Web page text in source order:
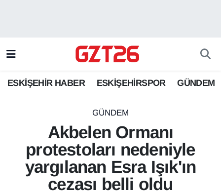
ESKİŞEHİR HABER ESKİŞEHİRSPOR GÜNDEM
GÜNDEM
Akbelen Ormanı
protestoları nedeniyle
yargılanan Esra Işık'ın
cezası belli oldu
ESKİŞEHİRSPOR
GÜNDEM
Odunpazarı Trafik Yoğunluk Haritası
Süper Lig Puan Durumu ve Fikstür
Son Dakika Haberleri
Haber Arşivi